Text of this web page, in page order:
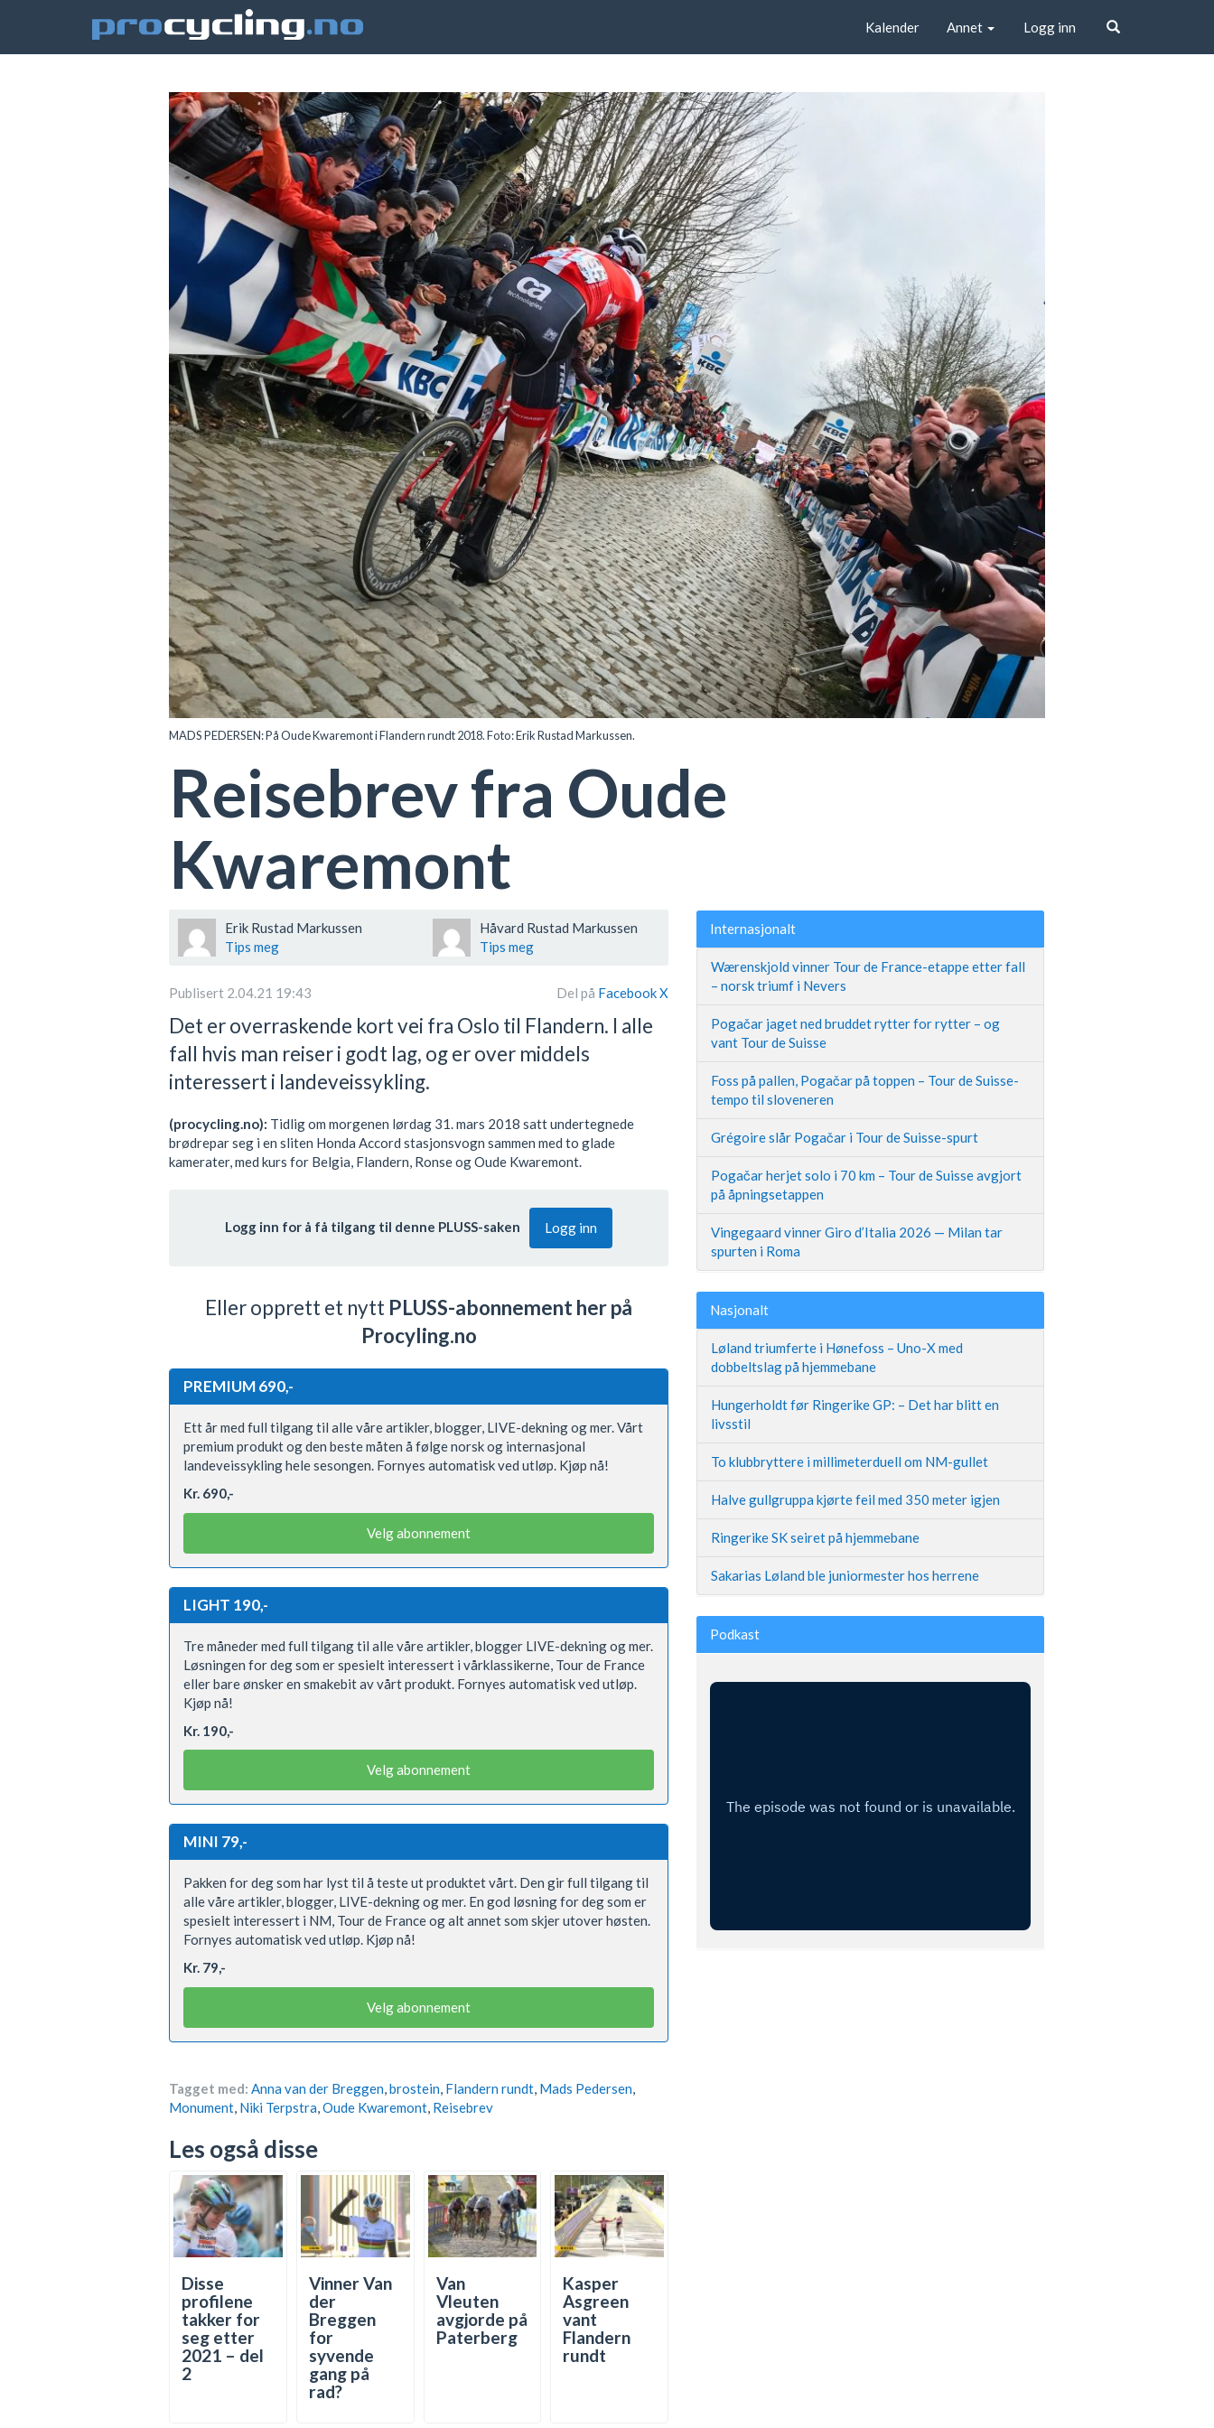
Kalender Annet Logg inn
MADS PEDERSEN: På Oude Kwaremont i Flandern rundt 2018. Foto: Erik Rustad Markussen.
Reisebrev fra Oude
Kwaremont
Erik Rustad Markussen
Tips meg
Håvard Rustad Markussen
Tips meg
Publisert 2.04.21 19:43 Del på FacebookX
Det er overraskende kort vei fra Oslo til Flandern. I alle
fall hvis man reiser i godt lag, og er over middels
interessert i landeveissykling.
(procycling.no): Tidlig om morgenen lørdag 31. mars 2018 satt undertegnede
brødrepar seg i en sliten Honda Accord stasjonsvogn sammen med to glade
kamerater, med kurs for Belgia, Flandern, Ronse og Oude Kwaremont.
Logg inn for å få tilgang til denne PLUSS-saken Logg inn
Eller opprett et nytt PLUSS-abonnement her på
Procyling.no
PREMIUM 690,-
Ett år med full tilgang til alle våre artikler, blogger, LIVE-dekning og mer. Vårt
premium produkt og den beste måten å følge norsk og internasjonal
landeveissykling hele sesongen. Fornyes automatisk ved utløp. Kjøp nå!
Kr. 690,-
Velg abonnement
LIGHT 190,-
Tre måneder med full tilgang til alle våre artikler, blogger LIVE-dekning og mer.
Løsningen for deg som er spesielt interessert i vårklassikerne, Tour de France
eller bare ønsker en smakebit av vårt produkt. Fornyes automatisk ved utløp.
Kjøp nå!
Kr. 190,-
Velg abonnement
MINI 79,-
Pakken for deg som har lyst til å teste ut produktet vårt. Den gir full tilgang til
alle våre artikler, blogger, LIVE-dekning og mer. En god løsning for deg som er
spesielt interessert i NM, Tour de France og alt annet som skjer utover høsten.
Fornyes automatisk ved utløp. Kjøp nå!
Kr. 79,-
Velg abonnement
Tagget med: Anna van der Breggen,brostein, Flandern rundt, Mads Pedersen,
Monument, Niki Terpstra,Oude Kwaremont, Reisebrev
Les også disse
Disse
profilene
takker for
seg etter
2021 – del
2
Vinner Van
der
Breggen
for
syvende
gang på
rad?
Van
Vleuten
avgjorde på
Paterberg
Kasper
Asgreen
vant
Flandern
rundt
Internasjonalt
Wærenskjold vinner Tour de France-etappe etter fall
– norsk triumf i Nevers
Pogačar jaget ned bruddet rytter for rytter – og
vant Tour de Suisse
Foss på pallen, Pogačar på toppen – Tour de Suisse-
tempo til sloveneren
Grégoire slår Pogačar i Tour de Suisse-spurt
Pogačar herjet solo i 70 km – Tour de Suisse avgjort
på åpningsetappen
Vingegaard vinner Giro d’Italia 2026 — Milan tar
spurten i Roma
Nasjonalt
Løland triumferte i Hønefoss – Uno-X med
dobbeltslag på hjemmebane
Hungerholdt før Ringerike GP: – Det har blitt en
livsstil
To klubbryttere i millimeterduell om NM-gullet
Halve gullgruppa kjørte feil med 350 meter igjen
Ringerike SK seiret på hjemmebane
Sakarias Løland ble juniormester hos herrene
Podkast